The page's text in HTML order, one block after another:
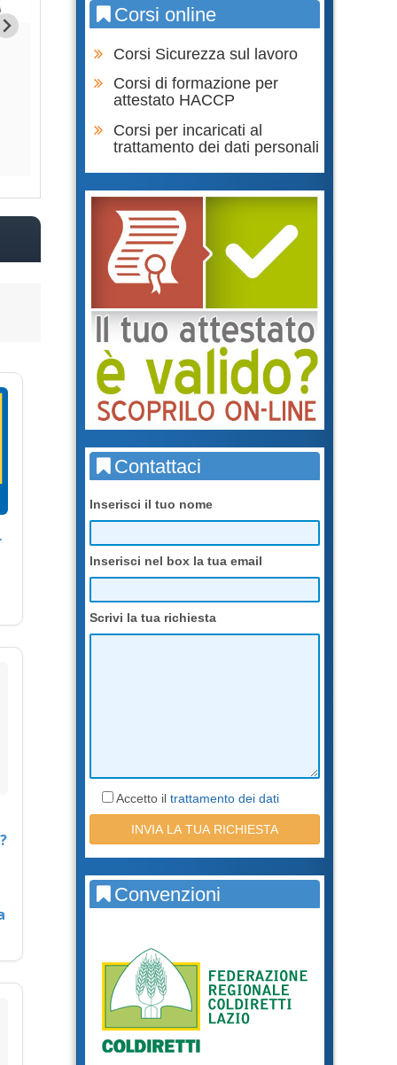
GENERALE + SPECIFICA RISCHIO
BASSO
75,00 €
Acquista
Corsi online
Corsi Sicurezza sul lavoro
Corsi di formazione per
attestato HACCP
Corsi per incaricati al
trattamento dei dati personali
Contattaci
Inserisci il tuo nome
Inserisci nel box la tua email
Scrivi la tua richiesta
Accetto il trattamento dei dati
Convenzioni